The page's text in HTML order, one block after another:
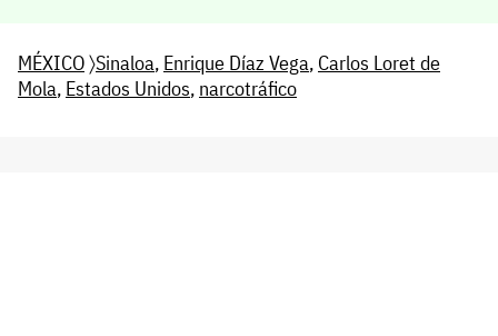
MÉXICO〉Sinaloa, Enrique Díaz Vega, Carlos Loret de
Mola, Estados Unidos, narcotráfico